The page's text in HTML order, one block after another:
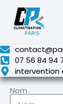
07 56 84 94
intervention
Nom